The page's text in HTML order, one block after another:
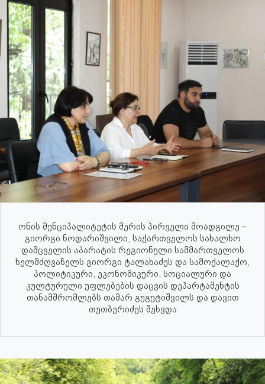
ონის მუნციპალიტეტის მერის პირველი მოადგილე –
გიორგი ნოდარიშვილი, საქართველოს სახალხო
დამცველის აპარატის რეგიონული სამმართველოს
ხელმძღვანელს გიორგი ტალახაძეს და სამოქალაქო,
პოლიტიკური, ეკონომიკური, სოციალური და
კულტურული უფლებების დაცვის დეპარტამენტის
თანამშრომლებს თამარ გუგუტიშვილს და დავით
თუთბერიძეს შეხვდა